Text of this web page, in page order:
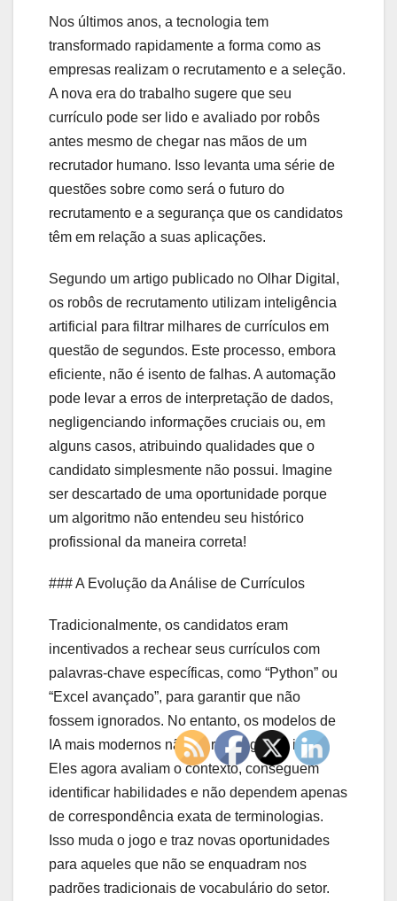
Nos últimos anos, a tecnologia tem
transformado rapidamente a forma como as
empresas realizam o recrutamento e a seleção.
A nova era do trabalho sugere que seu
currículo pode ser lido e avaliado por robôs
antes mesmo de chegar nas mãos de um
recrutador humano. Isso levanta uma série de
questões sobre como será o futuro do
recrutamento e a segurança que os candidatos
têm em relação a suas aplicações.
Segundo um artigo publicado no Olhar Digital,
os robôs de recrutamento utilizam inteligência
artificial para filtrar milhares de currículos em
questão de segundos. Este processo, embora
eficiente, não é isento de falhas. A automação
pode levar a erros de interpretação de dados,
negligenciando informações cruciais ou, em
alguns casos, atribuindo qualidades que o
candidato simplesmente não possui. Imagine
ser descartado de uma oportunidade porque
um algoritmo não entendeu seu histórico
profissional da maneira correta!
### A Evolução da Análise de Currículos
Tradicionalmente, os candidatos eram
incentivados a rechear seus currículos com
palavras-chave específicas, como “Python” ou
“Excel avançado”, para garantir que não
fossem ignorados. No entanto, os modelos de
IA mais modernos não se restringem a isso.
Eles agora avaliam o contexto, conseguem
identificar habilidades e não dependem apenas
de correspondência exata de terminologias.
Isso muda o jogo e traz novas oportunidades
para aqueles que não se enquadram nos
padrões tradicionais de vocabulário do setor.